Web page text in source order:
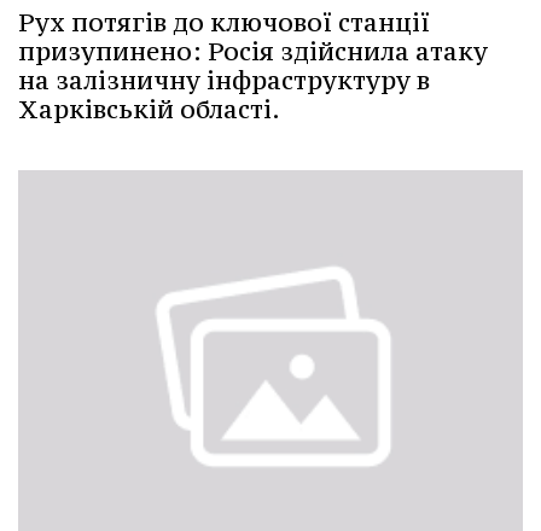
Рух потягів до ключової станції
призупинено: Росія здійснила атаку
на залізничну інфраструктуру в
Харківській області.